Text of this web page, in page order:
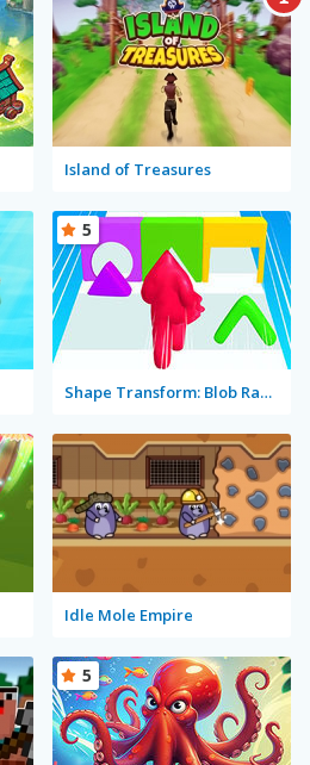
Island of Treasures
Shape Transform: Blob Racing
5
Idle Mole Empire
5